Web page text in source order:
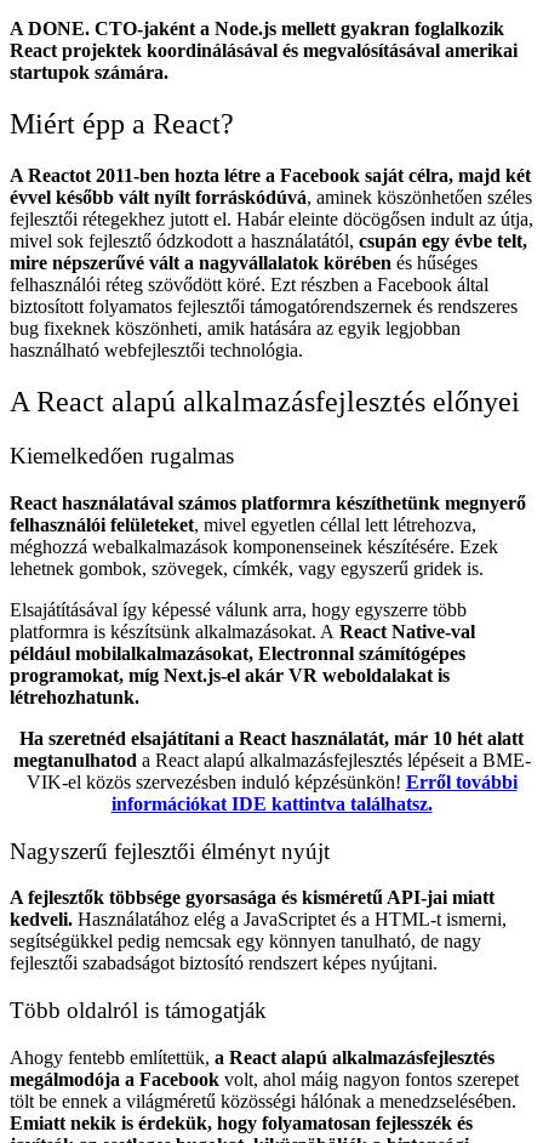
A DONE. CTO-jaként a Node.js mellett gyakran foglalkozik
React projektek koordinálásával és megvalósításával amerikai
startupok számára.
Miért épp a React?
A Reactot 2011-ben hozta létre a Facebook saját célra, majd két
évvel később vált nyílt forráskódúvá, aminek köszönhetően széles
fejlesztői rétegekhez jutott el. Habár eleinte döcögősen indult az útja,
mivel sok fejlesztő ódzkodott a használatától, csupán egy évbe telt,
mire népszerűvé vált a nagyvállalatok körében és hűséges
felhasználói réteg szövődött köré. Ezt részben a Facebook által
biztosított folyamatos fejlesztői támogatórendszernek és rendszeres
bug fixeknek köszönheti, amik hatására az egyik legjobban
használható webfejlesztői technológia.
A React alapú alkalmazásfejlesztés előnyei
Kiemelkedően rugalmas
React használatával számos platformra készíthetünk megnyerő
felhasználói felületeket, mivel egyetlen céllal lett létrehozva,
méghozzá webalkalmazások komponenseinek készítésére. Ezek
lehetnek gombok, szövegek, címkék, vagy egyszerű gridek is.
Elsajátításával így képessé válunk arra, hogy egyszerre több
platformra is készítsünk alkalmazásokat. A React Native-val
például mobilalkalmazásokat, Electronnal számítógépes
programokat, míg Next.js-el akár VR weboldalakat is
létrehozhatunk.
Ha szeretnéd elsajátítani a React használatát, már 10 hét alatt
megtanulhatod a React alapú alkalmazásfejlesztés lépéseit a BME-
VIK-el közös szervezésben induló képzésünkön! Erről további
információkat IDE kattintva találhatsz.
Nagyszerű fejlesztői élményt nyújt
A fejlesztők többsége gyorsasága és kisméretű API-jai miatt
kedveli. Használatához elég a JavaScriptet és a HTML-t ismerni,
segítségükkel pedig nemcsak egy könnyen tanulható, de nagy
fejlesztői szabadságot biztosító rendszert képes nyújtani.
Több oldalról is támogatják
Ahogy fentebb említettük, a React alapú alkalmazásfejlesztés
megálmodója a Facebook volt, ahol máig nagyon fontos szerepet
tölt be ennek a világméretű közösségi hálónak a menedzselésében.
Emiatt nekik is érdekük, hogy folyamatosan fejlesszék és